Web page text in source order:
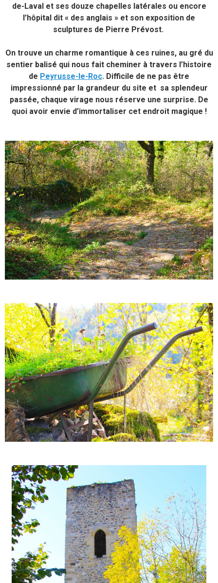
de-Laval et ses douze chapelles latérales ou encore
l’hôpital dit « des anglais » et son exposition de
sculptures de Pierre Prévost.
On trouve un charme romantique à ces ruines, au gré du
sentier balisé qui nous fait cheminer à travers l’histoire
de Peyrusse-le-Roc. Difficile de ne pas être
impressionné par la grandeur du site et sa splendeur
passée, chaque virage nous réserve une surprise. De
quoi avoir envie d’immortaliser cet endroit magique !